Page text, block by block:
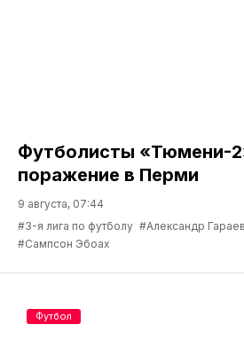
Футболисты «Тюмени-
поражение в Перми
9 августа, 07:44
#3-я лига по футболу #Александр Гараев
#Сампсон Эбоах
Футбол